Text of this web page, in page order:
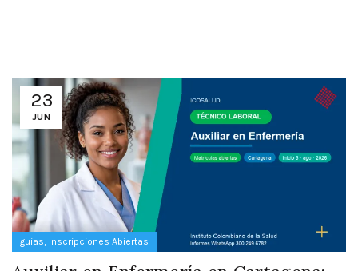
23
JUN
guias, Inscripciones Abiertas